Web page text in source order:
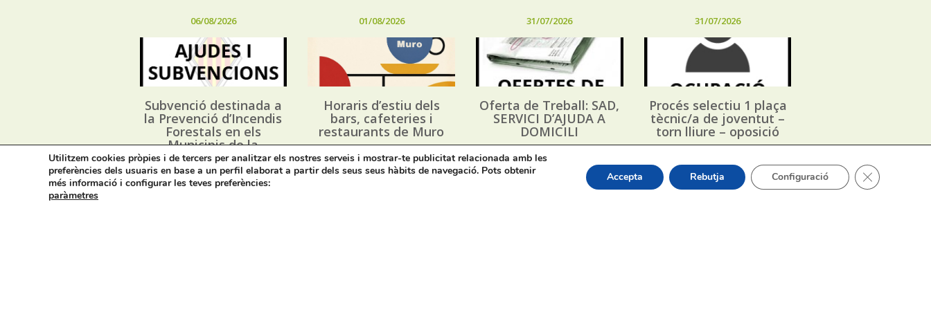
06/08/2026
Subvenció destinada a
la Prevenció d’Incendis
Forestals en els
Municipis de la
Província d’Alacant, i
execució dels Plans
Locals de Prevenció
01/08/2026
Horaris d’estiu dels
bars, cafeteries i
restaurants de Muro
31/07/2026
Oferta de Treball: SAD,
SERVICI D’AJUDA A
DOMICILI
31/07/2026
Procés selectiu 1 plaça
tècnic/a de joventut –
torn lliure – oposició
Utilitzem cookies pròpies i de tercers per analitzar els nostres serveis i mostrar-te publicitat relacionada amb les
preferències dels usuaris en base a un perfil elaborat a partir dels seus seus hàbits de navegació. Pots obtenir
més informació i configurar les teves preferències:
paràmetres
Accepta Rebutja Configuració Tanca el